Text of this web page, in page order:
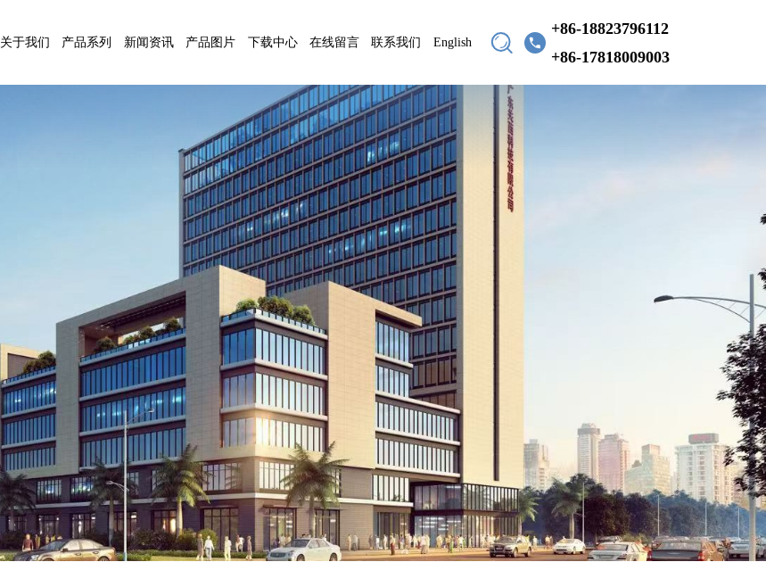
关于我们 产品系列 新闻资讯 产品图片 下载中心 在线留言 联系我们 English
+86-18823796112
+86-17818009003